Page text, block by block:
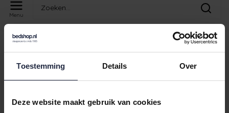
Toestemming Details Over
Deze website maakt gebruik van cookies
Menu
Home
PRODUCTEN GETAGD MET
ISM_ABYSSDOUBLE_COSMOS
Geen producten gevonden!